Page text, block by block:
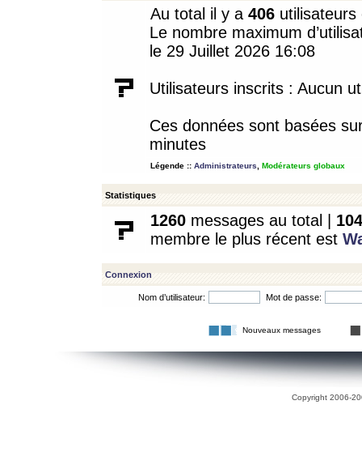
Au total il y a 406
Le nombre maximum
le 29 Juillet 2026 16:08
Utilisateurs inscrits : Aucun
Ces données sont basées
minutes
Légende :: Administrateurs Modérateurs globaux
Statistiques
1260 messages au total | 104
membre le plus récent est
Connexion
Nom d’utilisateur: Mot de passe:
Nouveaux messages
Copyright 2006-